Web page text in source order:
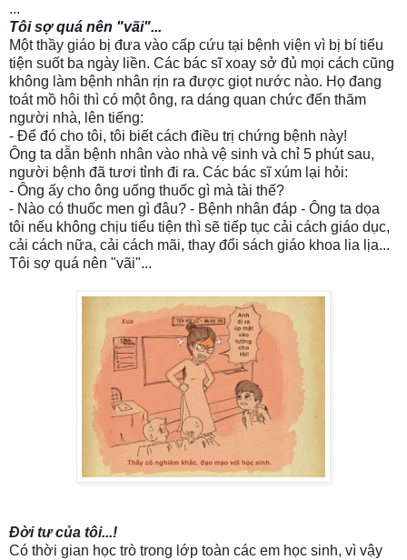
...
Tôi sợ quá nên "vãi"...
Một thầy giáo bị đưa vào cấp cứu tại bệnh viện vì bị bí tiểu
tiện suốt ba ngày liền. Các bác sĩ xoay sở đủ mọi cách cũng
không làm bệnh nhân rịn ra được giọt nước nào. Họ đang
toát mồ hôi thì có một ông, ra dáng quan chức đến thăm
người nhà, lên tiếng:
- Để đó cho tôi, tôi biết cách điều trị chứng bệnh này!
Ông ta dẫn bệnh nhân vào nhà vệ sinh và chỉ 5 phút sau,
người bệnh đã tươi tỉnh đi ra. Các bác sĩ xúm lại hỏi:
- Ông ấy cho ông uống thuốc gì mà tài thế?
- Nào có thuốc men gì đâu? - Bệnh nhân đáp - Ông ta dọa
tôi nếu không chịu tiểu tiện thì sẽ tiếp tục cải cách giáo dục,
cải cách nữa, cải cách mãi, thay đổi sách giáo khoa lia lịa...
Tôi sợ quá nên "vãi"...
Đời tư của tôi...!
Có thời gian học trò trong lớp toàn các em học sinh, vì vậy